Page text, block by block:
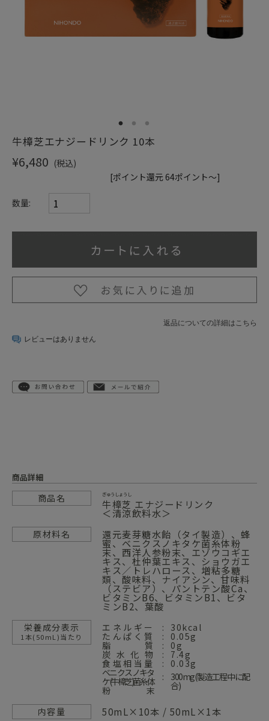
1 2 3
牛樟芝エナジードリンク 10本
¥6,480 (税込)
[ポイント還元 64ポイント～]
数量:
返品についての詳細はこちら
レビューはありません
商品詳細
商品名 牛樟芝
ぎゅうしょうし
エナジードリンク
＜清涼飲料水＞
原材料名 還元麦芽糖水飴（タイ製造）、蜂
蜜、ベニクスノキタケ菌糸体粉
末、西洋人参粉末、エゾウコギエ
キス、杜仲葉エキス、ショウガエ
キス／トレハロース、増粘多糖
類、酸味料、ナイアシン、甘味料
（ステビア）、パントテン酸Ca、
ビタミンB6、ビタミンB1、ビタ
ミンB2、葉酸
栄養成分表示
1本(50mL)当たり
エネルギー 30kcal
たんぱく質 0.05g
脂質 0g
炭水化物 7.4g
食塩相当量 0.03g
ベニクスノキタ
ケ(牛樟芝)菌糸体
粉末
300mg(製造工程中に配
合)
内容量 50mL×10本 / 50mL×1本